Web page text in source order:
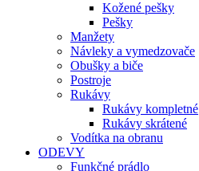
Kožené pešky
Pešky
Manžety
Návleky a vymedzovače
Obušky a biče
Postroje
Rukávy
Rukávy kompletné
Rukávy skrátené
Vodítka na obranu
ODEVY
Funkčné prádlo